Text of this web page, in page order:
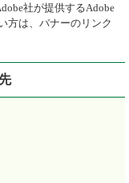
社が提供するAdobe
方は、バナーのリンク